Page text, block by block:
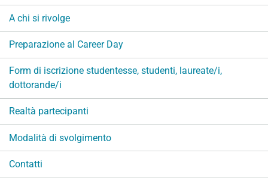
i
n
A chi si rivolge
Preparazione al Career Day
Form di iscrizione studentesse, studenti, laureate/i,
dottorande/i
Realtà partecipanti
Modalità di svolgimento
Contatti